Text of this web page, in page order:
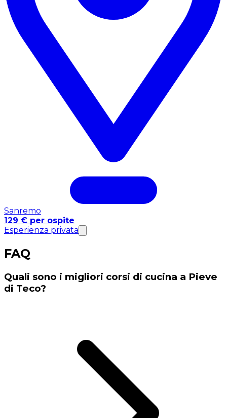
Sanremo
129 € per ospite
Esperienza privata
FAQ
Quali sono i migliori corsi di cucina a Pieve
di Teco?